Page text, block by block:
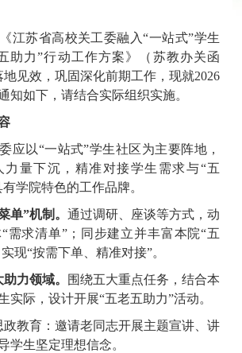
江苏省高校关工委融入“一站式”学生
助力”行动工作方案》（苏教办关函
地见效，巩固深化前期工作，现就2026
知如下，请结合实际组织实施。
应以“一站式”学生社区为主要阵地，
力量下沉，精准对接学生需求与“五
学院特色的工作品牌。
单”机制。通过调研、座谈等方式，动
需求清单”；同步建立并丰富本院“五
现“按需下单、精准对接”。
力领域。
围绕五大重点任务，结合本
实际，设计开展“五老五助力”活动。
政教育：邀请老同志开展主题宣讲、讲
学生坚定理想信念。